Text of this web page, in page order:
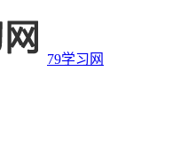
79学习网